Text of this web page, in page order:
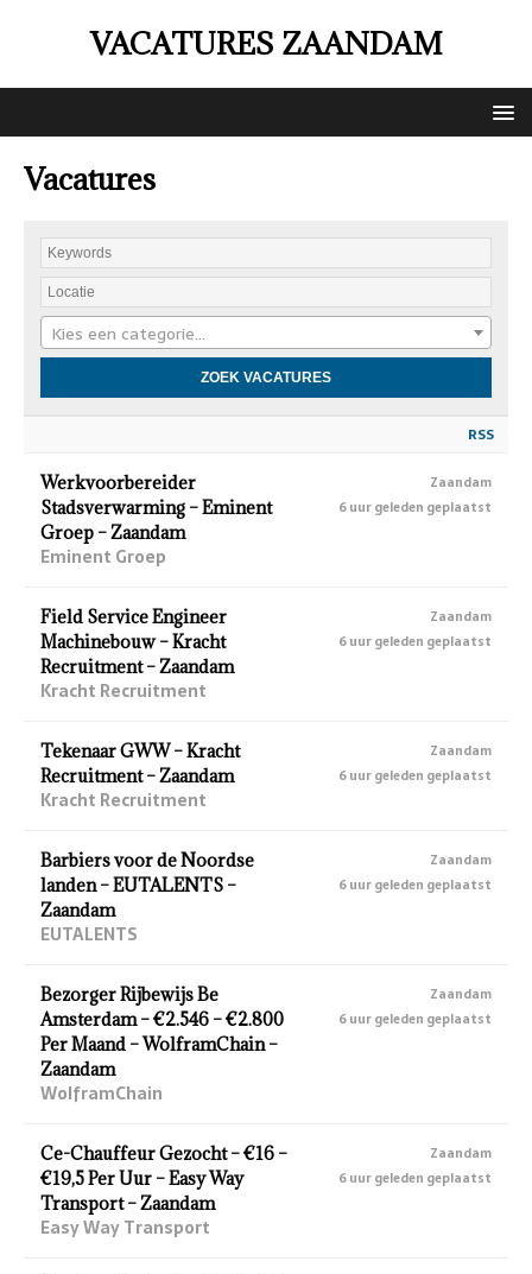
VACATURES ZAANDAM
Vacatures
Kies een categorie…
RSS
Werkvoorbereider
Stadsverwarming – Eminent
Groep – Zaandam
Eminent Groep
Zaandam
6 uur geleden geplaatst
Field Service Engineer
Machinebouw – Kracht
Recruitment – Zaandam
Kracht Recruitment
Zaandam
6 uur geleden geplaatst
Tekenaar GWW – Kracht
Recruitment – Zaandam
Kracht Recruitment
Zaandam
6 uur geleden geplaatst
Barbiers voor de Noordse
landen – EUTALENTS –
Zaandam
EUTALENTS
Zaandam
6 uur geleden geplaatst
Bezorger Rijbewijs Be
Amsterdam – €2.546 – €2.800
Per Maand – WolframChain –
Zaandam
WolframChain
Zaandam
6 uur geleden geplaatst
Ce-Chauffeur Gezocht – €16 –
€19,5 Per Uur – Easy Way
Transport – Zaandam
Easy Way Transport
Zaandam
6 uur geleden geplaatst